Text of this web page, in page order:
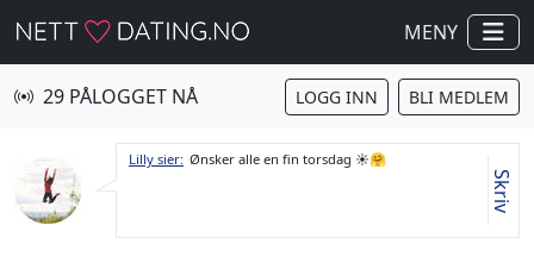
MENY
29 PÅLOGGET NÅ LOGG INN BLI MEDLEM
Lilly sier: Ønsker alle en fin torsdag ☀️🤗
Skriv